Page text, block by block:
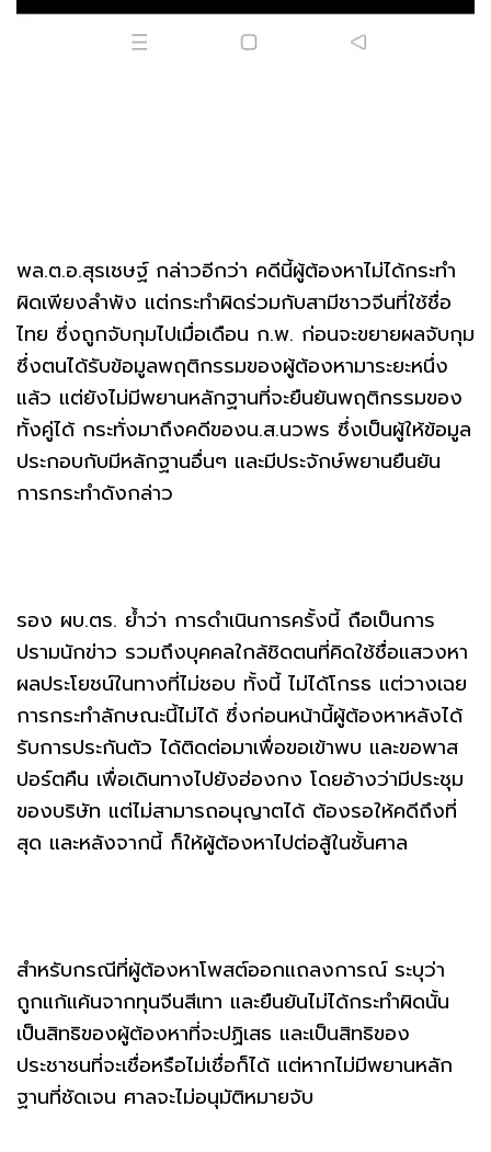
พล.ต.อ.สุรเชษฐ์ กล่าวอีกว่า คดีนี้ผู้ต้องหาไม่ได้กระทำ
ผิดเพียงลำพัง แต่กระทำผิดร่วมกับสามีชาวจีนที่ใช้ชื่อ
ไทย ซึ่งถูกจับกุมไปเมื่อเดือน ก.พ. ก่อนจะขยายผลจับกุม
ซึ่งตนได้รับข้อมูลพฤติกรรมของผู้ต้องหามาระยะหนึ่ง
แล้ว แต่ยังไม่มีพยานหลักฐานที่จะยืนยันพฤติกรรมของ
ทั้งคู่ได้ กระทั่งมาถึงคดีของน.ส.นวพร ซึ่งเป็นผู้ให้ข้อมูล
ประกอบกับมีหลักฐานอื่นๆ และมีประจักษ์พยานยืนยัน
การกระทำดังกล่าว
รอง ผบ.ตร. ย้ำว่า การดำเนินการครั้งนี้ ถือเป็นการ
ปรามนักข่าว รวมถึงบุคคลใกล้ชิดตนที่คิดใช้ชื่อแสวงหา
ผลประโยชน์ในทางที่ไม่ชอบ ทั้งนี้ ไม่ได้โกรธ แต่วางเฉย
การกระทำลักษณะนี้ไม่ได้ ซึ่งก่อนหน้านี้ผู้ต้องหาหลังได้
รับการประกันตัว ได้ติดต่อมาเพื่อขอเข้าพบ และขอพาส
ปอร์ตคืน เพื่อเดินทางไปยังฮ่องกง โดยอ้างว่ามีประชุม
ของบริษัท แต่ไม่สามารถอนุญาตได้ ต้องรอให้คดีถึงที่
สุด และหลังจากนี้ ก็ให้ผู้ต้องหาไปต่อสู้ในชั้นศาล
สำหรับกรณีที่ผู้ต้องหาโพสต์ออกแถลงการณ์ ระบุว่า
ถูกแก้แค้นจากทุนจีนสีเทา และยืนยันไม่ได้กระทำผิดนั้น
เป็นสิทธิของผู้ต้องหาที่จะปฏิเสธ และเป็นสิทธิของ
ประชาชนที่จะเชื่อหรือไม่เชื่อก็ได้ แต่หากไม่มีพยานหลัก
ฐานที่ชัดเจน ศาลจะไม่อนุมัติหมายจับ